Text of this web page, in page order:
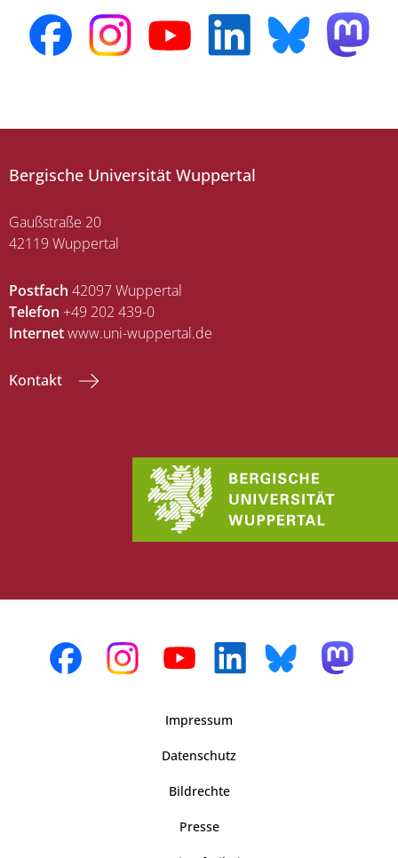
Bergische Universität Wuppertal
Gaußstraße 20
42119 Wuppertal
Postfach 42097 Wuppertal
Telefon +49 202 439-0
Internetwww.uni-wuppertal.de
Kontakt
Impressum
Datenschutz
Bildrechte
Presse